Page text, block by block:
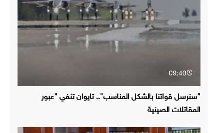
09:40
"سنرسل قواتنا بالشكل المناسب".. تايوان تنفي "عبور
المقاتلات الصينية